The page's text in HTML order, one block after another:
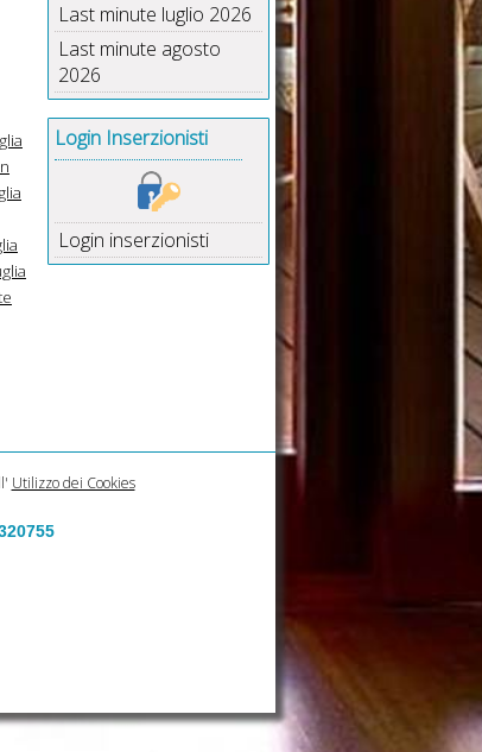
Last minute luglio 2026
Last minute agosto
2026
Login Inserzionisti
Login inserzionisti
Utilizzo dei Cookies